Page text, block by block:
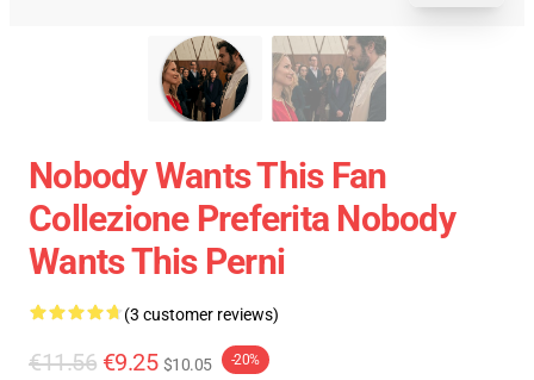
Nobody Wants This Fan
Collezione Preferita Nobody
Wants This Perni
(3 customer reviews)
€11.56 €9.25 $10.05 -20%